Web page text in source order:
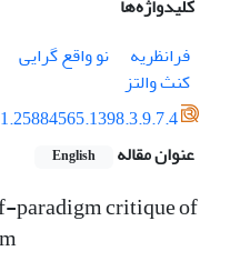
کلیدواژه‌ها
فرانظریه
نو واقع گرایی
کنث والتز
عنوان مقاله
English
paradigm critique of